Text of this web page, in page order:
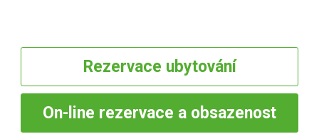
Rezervace ubytování
On-line rezervace a obsazenost